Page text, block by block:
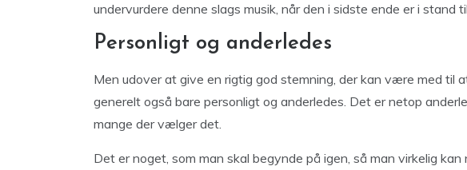
undervurdere denne slags musik, når den i sidste ende er i stand
Personligt og anderledes
Men udover at give en rigtig god stemning, der kan være med til
generelt også bare personligt og anderledes. Det er netop
mange der vælger det.
Det er noget, som man skal begynde på igen, så man virkelig